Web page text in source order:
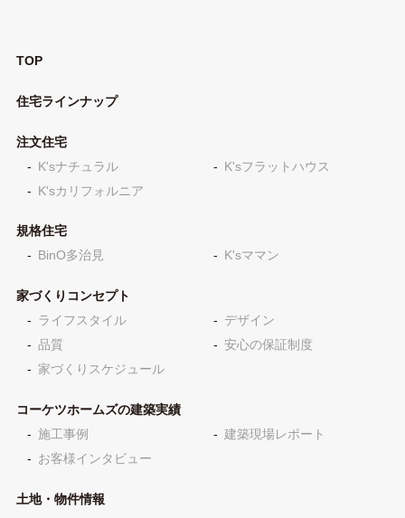
TOP
住宅ラインナップ
注文住宅
K'sナチュラル
K'sフラットハウス
K'sカリフォルニア
規格住宅
BinO多治見
K'sママン
家づくりコンセプト
ライフスタイル
デザイン
品質
安心の保証制度
家づくりスケジュール
コーケツホームズの建築実績
施工事例
建築現場レポート
お客様インタビュー
土地・物件情報